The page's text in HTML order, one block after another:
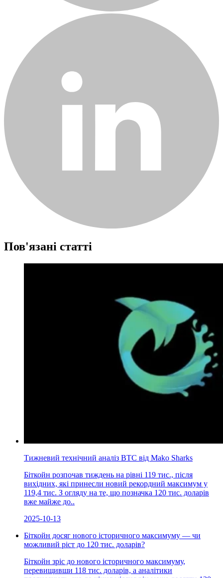
Пов'язані статті
Тижневий технічний аналіз BTC від Mako Sharks
Біткойн розпочав тиждень на рівні 119 тис., після
вихідних, які принесли новий рекордний максимум у
119,4 тис. З огляду на те, що позначка 120 тис. доларів
вже майже до..
2025-10-13
Біткойн досяг нового історичного максимуму — чи
можливий ріст до 120 тис. доларів?
Біткойн зріс до нового історичного максимуму,
перевищивши 118 тис. доларів, а аналітики